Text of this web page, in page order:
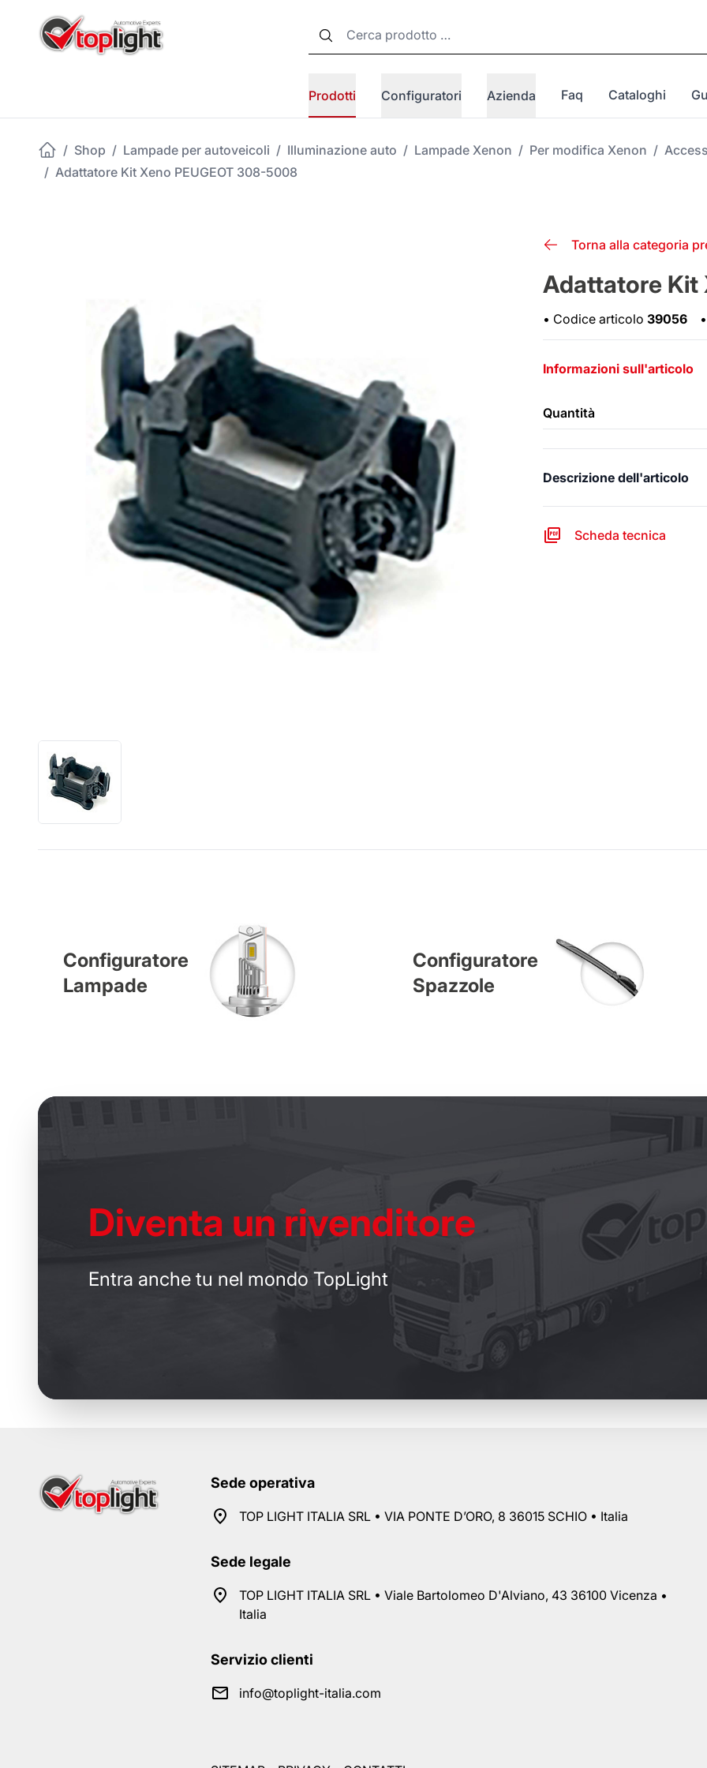
Prodotti Configuratori Azienda Faq Cataloghi
/ Shop / Lampade per autoveicoli / Illuminazione auto / Lampade Xenon / Per modifica Xenon /
/ Adattatore Kit Xeno PEUGEOT 308-5008
Torna alla categoria
Adattatore Kit
• Codice articolo 39056 •
Informazioni sull'articolo
Quantità
Descrizione dell'articolo
Scheda tecnica
Configuratore
Lampade
Configuratore
Spazzole
Diventa un rivenditore
Entra anche tu nel mondo TopLight
Sede operativa
TOP LIGHT ITALIA SRL • VIA PONTE D’ORO, 8 36015 SCHIO • Italia
Sede legale
TOP LIGHT ITALIA SRL • Viale Bartolomeo D'Alviano, 43 36100 Vicenza •
Italia
Servizio clienti
info@toplight-italia.com